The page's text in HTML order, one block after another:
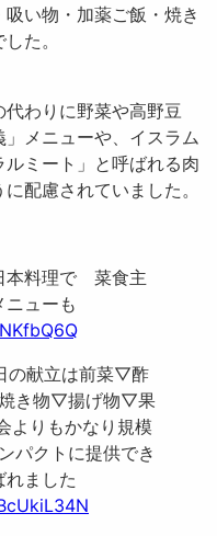
い物・加薬ご飯・焼き
した。
わりに野菜や高野豆
」メニューや、イスラム
ルミート 」と呼ばれる肉
配慮されていました。
本料理で 菜食主
ューも
の献立は前菜▽酢
き物▽揚げ物▽果
よりもかなり規模
パクトに提供でき
れました